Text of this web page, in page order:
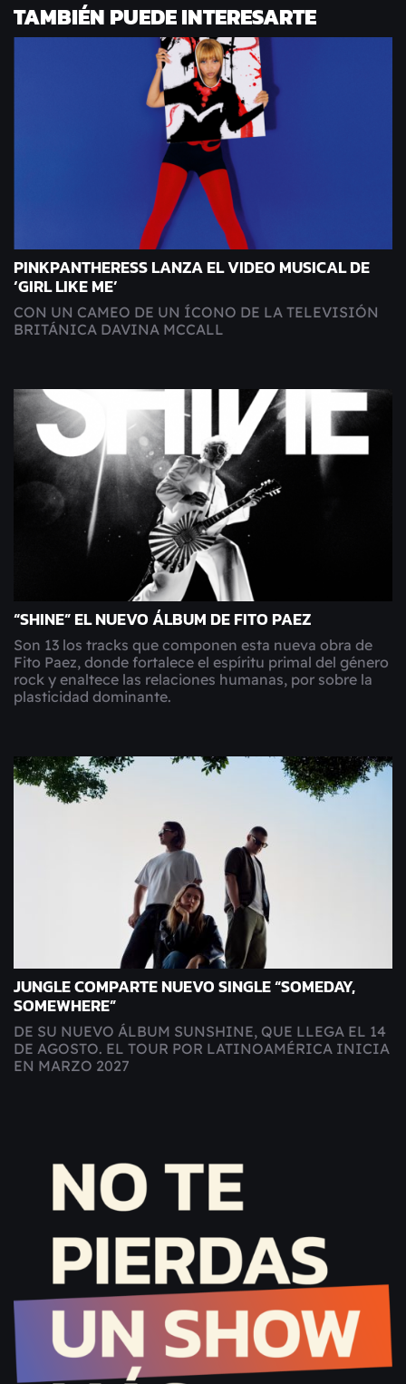
TAMBIÉN PUEDE INTERESARTE
PINKPANTHERESS LANZA EL VIDEO MUSICAL DE
‘GIRL LIKE ME’
CON UN CAMEO DE UN ÍCONO DE LA TELEVISIÓN
BRITÁNICA DAVINA MCCALL
“SHINE” EL NUEVO ÁLBUM DE FITO PAEZ
Son 13 los tracks que componen esta nueva obra de
Fito Paez, donde fortalece el espíritu primal del género
rock y enaltece las relaciones humanas, por sobre la
plasticidad dominante.
JUNGLE COMPARTE NUEVO SINGLE “SOMEDAY,
SOMEWHERE”
DE SU NUEVO ÁLBUM SUNSHINE, QUE LLEGA EL 14
DE AGOSTO. EL TOUR POR LATINOAMÉRICA INICIA
EN MARZO 2027